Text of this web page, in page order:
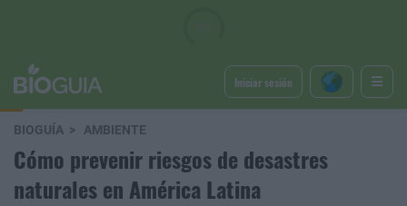
Iniciar sesión
BIOGUÍA AMBIENTE
Cómo prevenir riesgos de desastres
naturales en América Latina